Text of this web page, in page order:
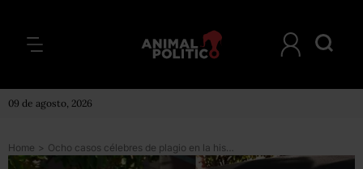
09 de agosto, 2026
Home > Ocho casos célebres de plagio en la historia del pop